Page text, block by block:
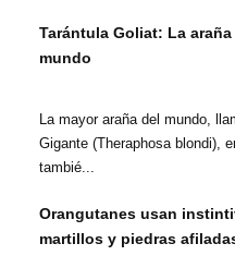
Tarántula Goliat: La
mundo
La mayor araña del mundo,
Gigante (Theraphosa blondi),
tambié...
Orangutanes usan
martillos y piedras